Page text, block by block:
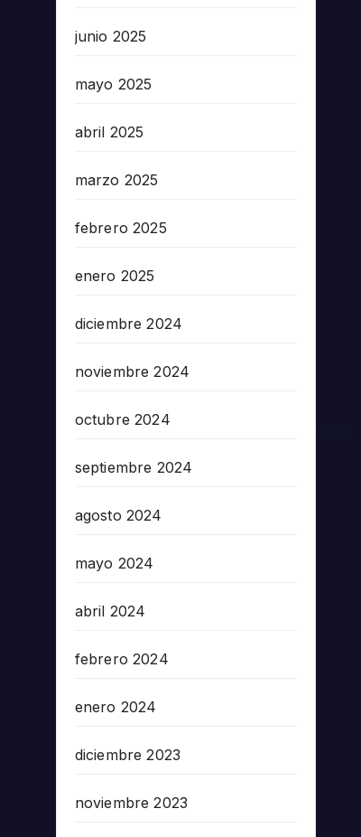
junio 2025
mayo 2025
abril 2025
marzo 2025
febrero 2025
enero 2025
diciembre 2024
noviembre 2024
octubre 2024
septiembre 2024
agosto 2024
mayo 2024
abril 2024
febrero 2024
enero 2024
diciembre 2023
noviembre 2023